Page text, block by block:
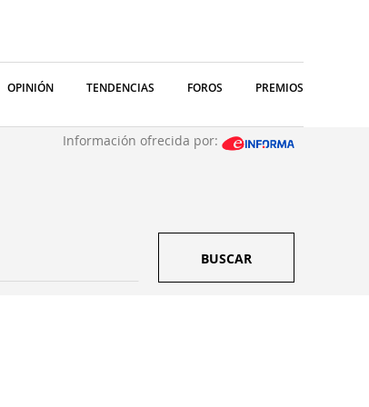
OPINIÓN TENDENCIAS FOROS PREMIOS
Información ofrecida por:
BUSCAR